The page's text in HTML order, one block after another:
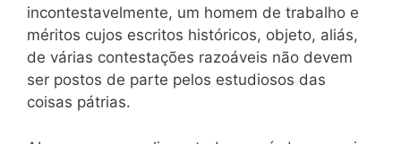
incontestavelmente, um homem de trabalho e
méritos cujos escritos históricos, objeto, aliás,
de várias contestações razoáveis não devem
ser postos de parte pelos estudiosos das
coisas pátrias.